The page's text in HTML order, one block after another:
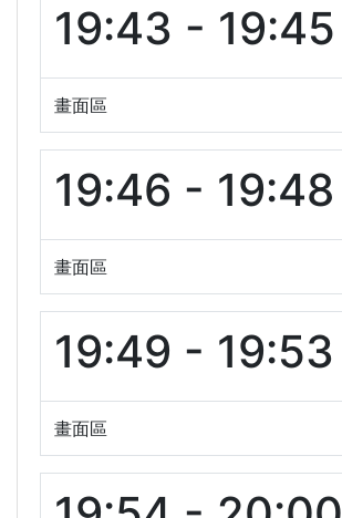
19:43 - 19:45
畫面區
19:46 - 19:48
畫面區
19:49 - 19:53
畫面區